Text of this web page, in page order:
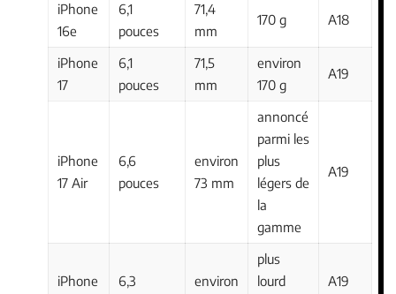
iPhone
16e
6,1
pouces
71,4
mm
170 g A18
iPhone
17
6,1
pouces
71,5
mm
environ
170 g
A19
iPhone
17 Air
6,6
pouces
environ
73 mm
annoncé
parmi les
plus
légers de
la
gamme
A19
iPhone
6,3
environ
plus
lourd
A19